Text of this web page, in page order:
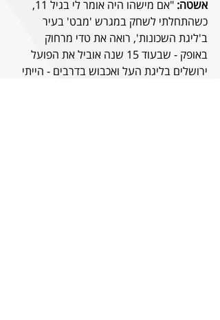
אשטה:
"אם מישהו היה אומר לי בגיל 11,
כשהתחלתי לשחק במגרש 'מבט' בעיר
ב'ליגת השכונות', רואה את טדי מרחוק
באופק - שבעוד 15 שנה אוביל את הפועל
ירושלים בליגת העל ואכבוש בדרבים - הייתי